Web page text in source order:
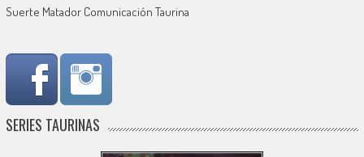
Suerte Matador Comunicación Taurina
SERIES TAURINAS